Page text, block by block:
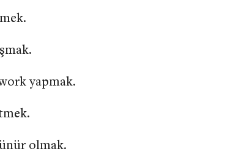
yapmak.
olmak.